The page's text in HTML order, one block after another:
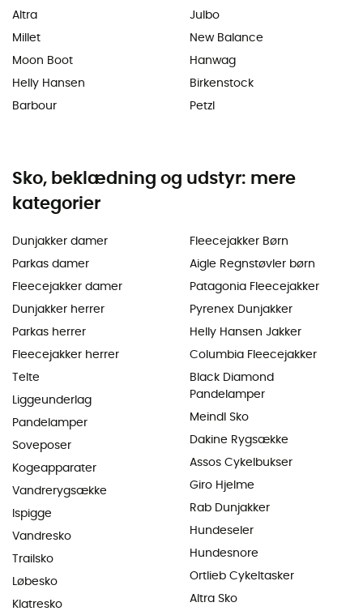
Altra
Millet
Moon Boot
Helly Hansen
Barbour
Julbo
New Balance
Hanwag
Birkenstock
Petzl
Sko, beklædning og udstyr: mere
kategorier
Dunjakker damer
Parkas damer
Fleecejakker damer
Dunjakker herrer
Parkas herrer
Fleecejakker herrer
Telte
Liggeunderlag
Pandelamper
Soveposer
Kogeapparater
Vandrerygsække
Ispigge
Vandresko
Trailsko
Løbesko
Klatresko
Fleecejakker Børn
Aigle Regnstøvler børn
Patagonia Fleecejakker
Pyrenex Dunjakker
Helly Hansen Jakker
Columbia Fleecejakker
Black Diamond
Pandelamper
Meindl Sko
Dakine Rygsække
Assos Cykelbukser
Giro Hjelme
Rab Dunjakker
Hundeseler
Hundesnore
Ortlieb Cykeltasker
Altra Sko